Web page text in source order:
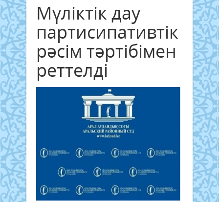
Мүліктік дау
партисипативтік
рәсім тәртібімен
реттелді